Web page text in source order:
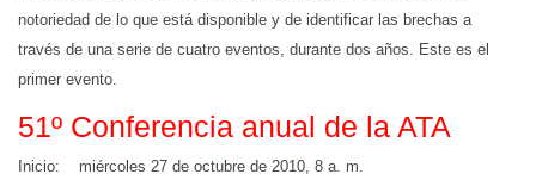
notoriedad de lo que está disponible y de identificar las brechas a
través de una serie de cuatro eventos, durante dos años. Este es el
primer evento.
51º Conferencia anual de la ATA
Inicio: miércoles 27 de octubre de 2010, 8 a. m.